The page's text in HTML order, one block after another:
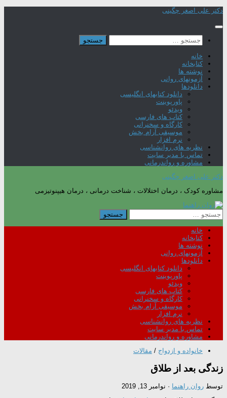
Skip
content
دکتر علی اصغر چگینی
جستجو
برای:
خانه
کتابخانه
نوشته ها
آزمونهای روانی
دانلودها
دانلود کتابهای انگلیسی
پاورپوینت
ویدئو
کتاب های فارسی
کارگاه و سخنرانی
موسیقی آرام بخش
نرم افزار
نظریه های روانشناسی
تماس با مدیر سایت
مشاوره و رواندرمانی
دکتر علی اصغر چگینی
مشاوره کودک ، درمان اختلالات ، شناخت درمانی ، درمان هیپنوتیزمی
جستجو
برای:
خانه
کتابخانه
نوشته ها
آزمونهای روانی
دانلودها
دانلود کتابهای انگلیسی
پاورپوینت
ویدئو
کتاب های فارسی
کارگاه و سخنرانی
موسیقی آرام بخش
نرم افزار
نظریه های روانشناسی
تماس با مدیر سایت
مشاوره و رواندرمانی
خانواده و ازدواج / مقالات
زندگی بعد از طلاق
توسط روان راهنما · نوامبر 13, 2019